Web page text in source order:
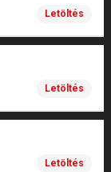
Letöltés
Letöltés
Letöltés